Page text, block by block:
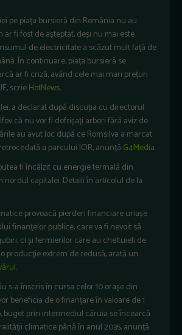
pe piața bursieră din România nu au
ar fi fost de așteptat, deși nu mai este
de electricitate a scăzut mult față de
În continuare, piața bursieră se
ar fi criză, având cele mai mari prețuri
scrieHotNews.
a declarat după discuția cu directorul
că nu vor fi defrișați arbori fără aviz de
au avut loc după ce Romsilva a marcat
a parcului IOR, anunță G4Media.
fi încălzit cu energie termală din
nordul capitalei. Detalii în articolul de la
provoacă pierderi financiare uriașe
finanţelor publice, care va fi nevoit să
ci şi fermierilor care au cheltuieli de
producţie extrem de redusă, arată un
.
s-a înscris în cursa celor 10 oraşe din
beneficia de o finanţare în valoare de 1
buget prin intermediul căruia se încearcă
climatice până în anul 2035, anunță